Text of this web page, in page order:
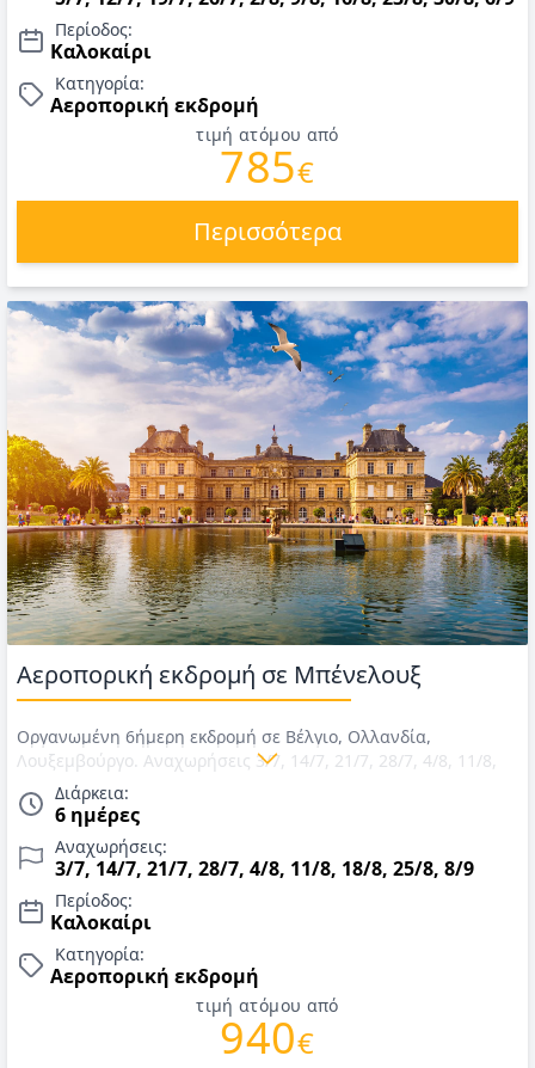
2026.
Περίοδος:
Καλοκαίρι
Κατηγορία:
Αεροπορική εκδρομή
τιμή ατόμου από
785€
Περισσότερα
Αεροπορική εκδρομή σε Μπένελουξ
Οργανωμένη 6ήμερη εκδρομή σε Βέλγιο, Ολλανδία,
Λουξεμβούργο. Αναχωρήσεις 3/7, 14/7, 21/7, 28/7, 4/8, 11/8,
18/8, 25/8, 8/9. Αεροπορικά εισιτήρια, διαμονή σε επιλεγμένα
ξενοδοχεία 4*, πρωινό μπουφέ καθημερινά, μεταφορές,
εκδρομές, περιηγήσεις, ελληνόφωνος αρχηγός - συνοδός.
Τιμές για Καλοκαίρι 2026.
Διάρκεια:
6 ημέρες
Αναχωρήσεις:
3/7, 14/7, 21/7, 28/7, 4/8, 11/8, 18/8, 25/8, 8/9
Περίοδος:
Καλοκαίρι
Κατηγορία:
Αεροπορική εκδρομή
τιμή ατόμου από
940€